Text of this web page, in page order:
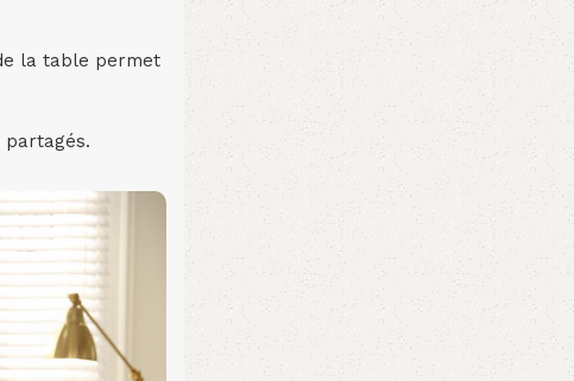
la table permet
partagés.